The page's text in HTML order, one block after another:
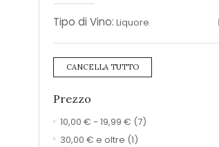
Tipo di Vino: Liquore
CANCELLA TUTTO
Prezzo
10,00 € - 19,99 € (7)
30,00 € e oltre (1)